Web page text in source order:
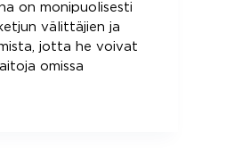
on monipuolisesti
välittäjien ja
jotta he voivat
omissa